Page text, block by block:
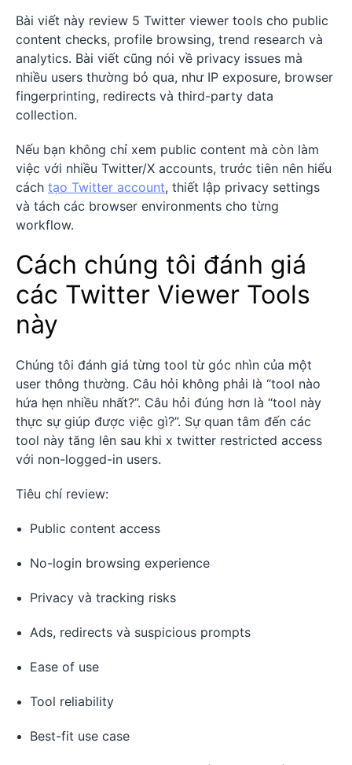
Bài viết này review 5 Twitter viewer tools cho public
content checks, profile browsing, trend research và
analytics. Bài viết cũng nói về privacy issues mà
nhiều users thường bỏ qua, như IP exposure, browser
fingerprinting, redirects và third-party data
collection.
Nếu bạn không chỉ xem public content mà còn làm
việc với nhiều Twitter/X accounts, trước tiên nên hiểu
cách tạo Twitter account, thiết lập privacy settings
và tách các browser environments cho từng
workflow.
Cách chúng tôi đánh giá
các Twitter Viewer Tools
này
Chúng tôi đánh giá từng tool từ góc nhìn của một
user thông thường. Câu hỏi không phải là “tool nào
hứa hẹn nhiều nhất?”. Câu hỏi đúng hơn là “tool này
thực sự giúp được việc gì?”. Sự quan tâm đến các
tool này tăng lên sau khi x twitter restricted access
với non-logged-in users.
Tiêu chí review:
Public content access
No-login browsing experience
Privacy và tracking risks
Ads, redirects và suspicious prompts
Ease of use
Tool reliability
Best-fit use case